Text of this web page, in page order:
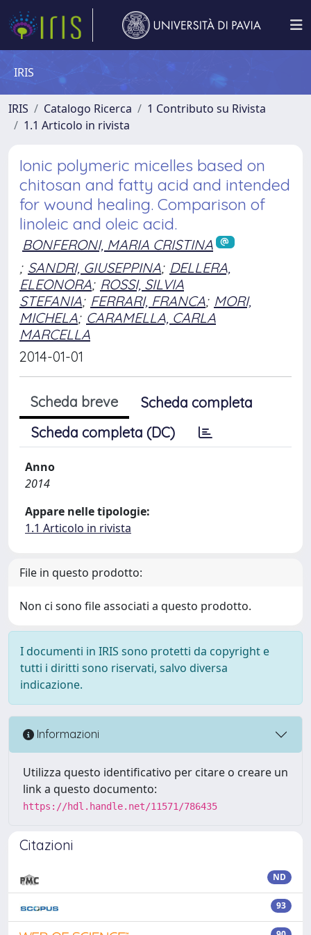
IRIS
IRIS Catalogo Ricerca
1 Contributo su Rivista
1.1 Articolo in rivista
Ionic polymeric micelles based on
chitosan and fatty acid and intended
for wound healing. Comparison of
linoleic and oleic acid.
BONFERONI, MARIA CRISTINA
; SANDRI, GIUSEPPINA; DELLERA,
ELEONORA; ROSSI, SILVIA
STEFANIA; FERRARI, FRANCA; MORI,
MICHELA; CARAMELLA, CARLA
MARCELLA
2014-01-01
Scheda breve
Scheda completa
Scheda completa (DC)
Anno
2014
Appare nelle tipologie:
1.1 Articolo in rivista
File in questo prodotto:
Non ci sono file associati a questo prodotto.
I documenti in IRIS sono protetti da copyright e
tutti i diritti sono riservati, salvo diversa
indicazione.
Informazioni
Utilizza questo identificativo per citare o creare un
link a questo documento:
https://hdl.handle.net/11571/786435
Citazioni
ND
93